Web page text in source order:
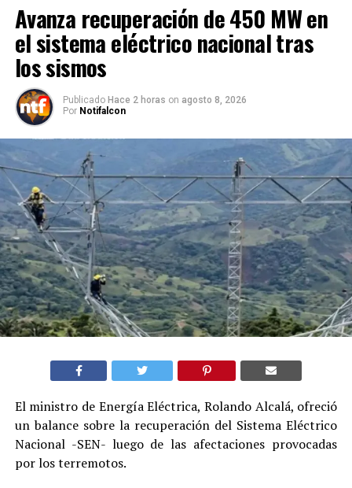
Avanza recuperación de 450 MW en
el sistema eléctrico nacional tras
los sismos
Publicado Hace 2 horas on agosto 8, 2026
Por Notifalcon
El ministro de Energía Eléctrica, Rolando Alcalá, ofreció
un balance sobre la recuperación del Sistema Eléctrico
Nacional -SEN- luego de las afectaciones provocadas
por los terremotos.